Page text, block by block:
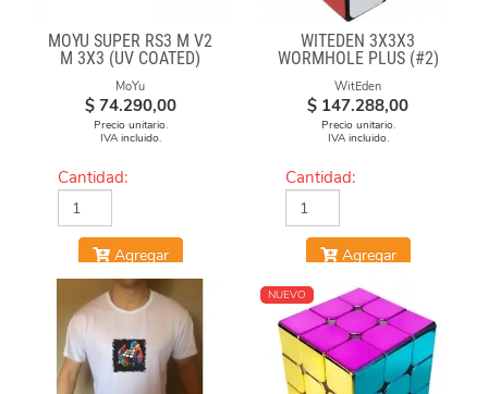
MOYU SUPER RS3 M V2
M 3X3 (UV COATED)
MoYu
$ 74.290,00
Precio unitario.
IVA incluido.
Cantidad:
Agregar
WITEDEN 3X3X3
WORMHOLE PLUS (#2)
WitEden
$ 147.288,00
Precio unitario.
IVA incluido.
Cantidad:
Agregar
NUEVO